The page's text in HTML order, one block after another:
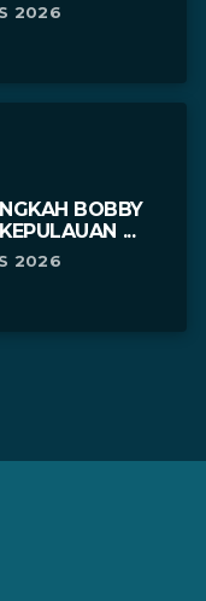
2026
BOBBY
...
2026